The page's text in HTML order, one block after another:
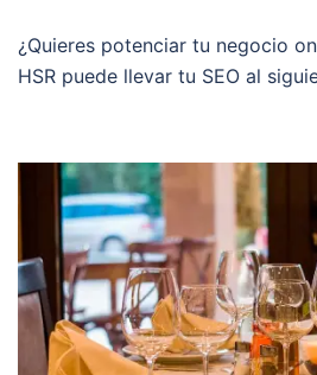
¿Quieres potenciar tu negocio
HSR puede llevar tu SEO al